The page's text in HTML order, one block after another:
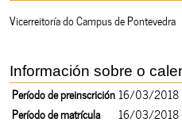
Vicerreitoría do Campus de Pontevedra
Información sobre o
Período de preinscrición 16/03/2018
Período de matrícula
16/03/2018